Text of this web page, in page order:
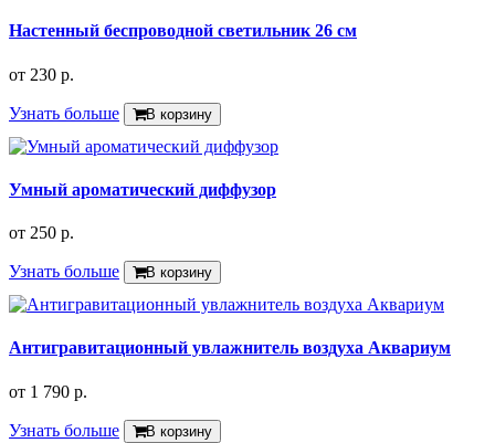
Настенный беспроводной светильник 26 см
от 230 р.
Узнать больше В корзину
Умный ароматический диффузор
от 250 р.
Узнать больше В корзину
Антигравитационный увлажнитель воздуха Аквариум
от 1 790 р.
Узнать больше В корзину